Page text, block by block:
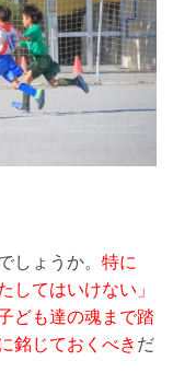
しょうか。 特に
してはいけない」
ども達の魂まで踏
銘じておくべき だ